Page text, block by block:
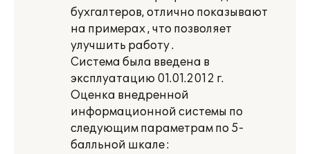
бухгалтеров, отлично показывают
на примерах , что позволяет
улучшить работу .
Система была введена в
эксплуатацию 01.01.2012 г.
Оценка внедренной
информационной системы по
следующим параметрам по 5-
балльной шкале :